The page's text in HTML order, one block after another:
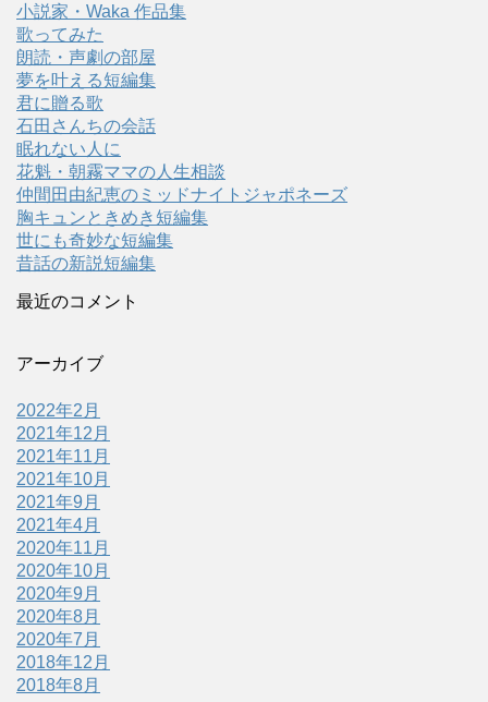
小説家・Waka 作品集
歌ってみた
朗読・声劇の部屋
夢を叶える短編集
君に贈る歌
石田さんちの会話
眠れない人に
花魁・朝霧ママの人生相談
仲間田由紀恵のミッドナイトジャポネーズ
胸キュンときめき短編集
世にも奇妙な短編集
昔話の新説短編集
最近のコメント
アーカイブ
2022年2月
2021年12月
2021年11月
2021年10月
2021年9月
2021年4月
2020年11月
2020年10月
2020年9月
2020年8月
2020年7月
2018年12月
2018年8月